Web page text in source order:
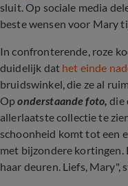
sluit. Op sociale media
beste wensen voor Mary
In confronterende, roze
duidelijk dat het einde
bruidswinkel, die ze al
Oponderstaande foto,die
allerlaatste collectie te
schoonheid komt tot een
met bijzondere
haar deuren. Liefs, Mary",